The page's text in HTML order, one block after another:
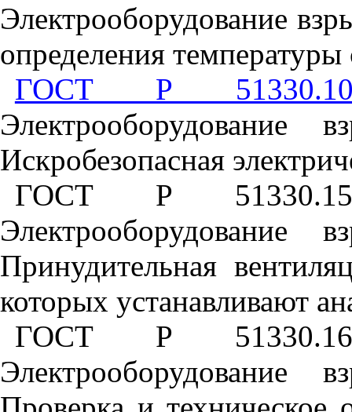
Электрооборудование
определения
ГОСТ Р
Электрооборудование
Искробезопасная
ГОСТ Р
Электрооборудование
Принудительная
которых устанавливают
ГОСТ Р
Электрооборудование